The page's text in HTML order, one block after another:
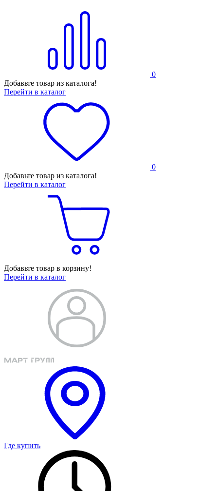
0
Добавьте товар из каталога!
Перейти в каталог
0
Добавьте товар из каталога!
Перейти в каталог
Добавьте товар в корзину!
Перейти в каталог
Где купить